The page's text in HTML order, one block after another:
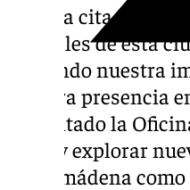
En esta cita turística,
las calles de esta
“llevando nuestra
nuestra presencia
ha visitado la
lazos y explorar
Benalmádena